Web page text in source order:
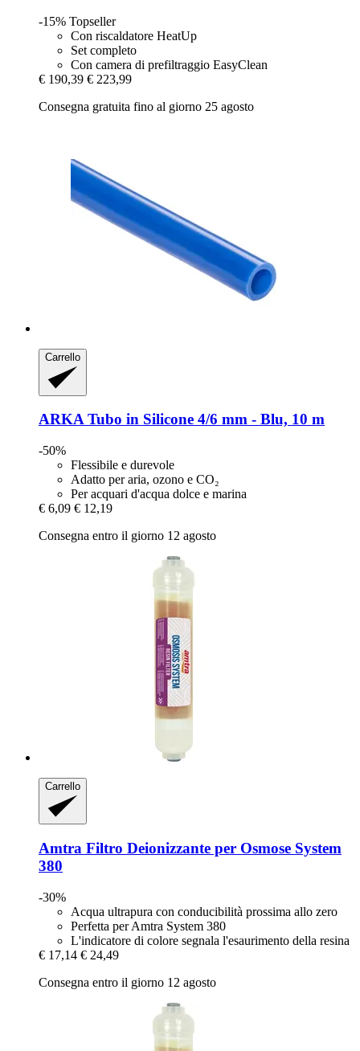
-15% Topseller
Con riscaldatore HeatUp
Set completo
Con camera di prefiltraggio EasyClean
€ 190,39 € 223,99
Consegna gratuita fino al giorno 25 agosto
Carrello
ARKATubo in Silicone 4/6 mm -​ Blu, 10 m
-50%
Flessibile e durevole
Adatto per aria, ozono e CO₂
Per acquari d'acqua dolce e marina
€ 6,09 € 12,19
Consegna entro il giorno 12 agosto
Carrello
Amtra Filtro Deionizzante per Osmose System
380
-30%
Acqua ultrapura con conducibilità prossima allo zero
Perfetta per Amtra System 380
L'indicatore di colore segnala l'esaurimento della resina
€ 17,14 € 24,49
Consegna entro il giorno 12 agosto